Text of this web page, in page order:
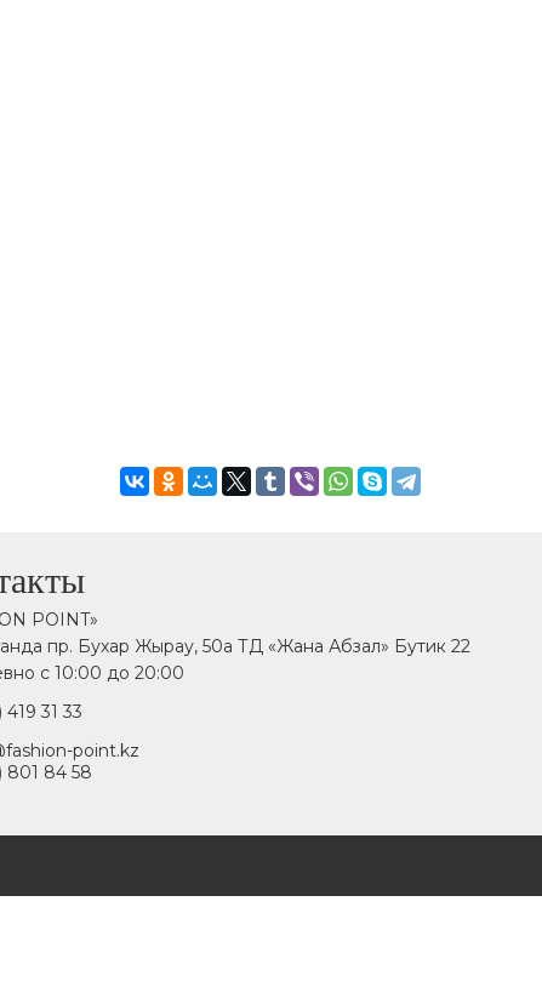
POINT»
пр. Бухар Жырау, 50а ТД «Жана Абзал» Бутик 22
с 10:00 до 20:00
419 31 33
point.kz
801 84 58